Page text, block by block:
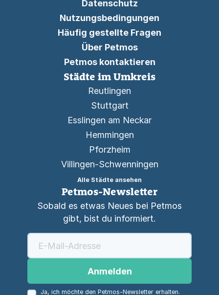
Datenschutz
Nutzungsbedingungen
Häufig gestellte Fragen
Über Petmos
Petmos kontaktieren
Städte im Umkreis
Reutlingen
Stuttgart
Esslingen am Neckar
Hemmingen
Pforzheim
Villingen-Schwenningen
Alle Städte ansehen
Petmos-Newsletter
Sobald es etwas Neues bei Petmos
gibt, bist du informiert.
Anmelden
Ja, ich möchte den Petmos-Newsletter erhalten.